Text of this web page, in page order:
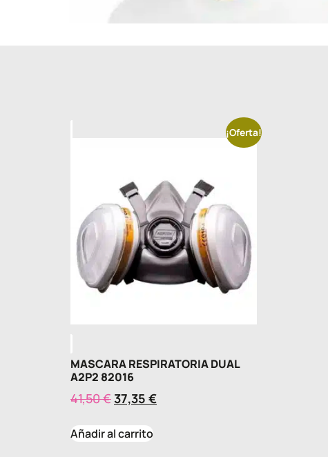
¡Oferta!
MASCARA RESPIRATORIA DUAL
A2P2 82016
41,50€ 37,35 €
Añadir al carrito